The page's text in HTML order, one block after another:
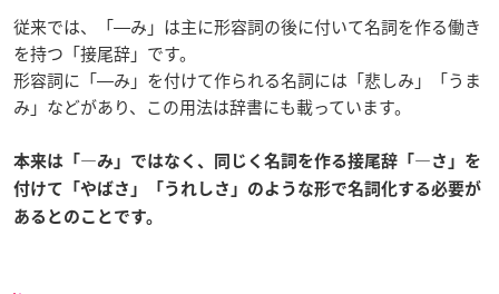
従来では、「―み」は主に形容詞の後に付いて名詞を作る働き
を持つ「接尾辞」です。
形容詞に「―み」を付けて作られる名詞には「悲しみ」「うま
み」などがあり、この用法は辞書にも載っています。
本来は「―み」ではなく、同じく名詞を作る接尾辞「―さ」を
付けて「やばさ」「うれしさ」のような形で名詞化する必要が
あるとのことです。